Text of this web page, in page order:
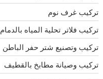
تركيب غرف نوم
تركيب فلاتر تحلية المياه بالدمام
تركيب وتصنيع شتر حفر الباطن
تركيب وصيانة مطابخ بالقطيف